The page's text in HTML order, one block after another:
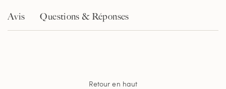
Avis Questions & Réponses
Retour en haut